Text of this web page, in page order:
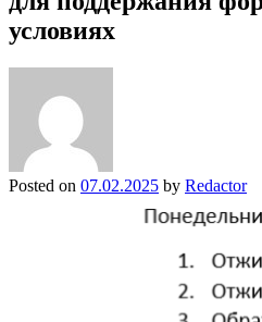
условиях
Posted on 07.02.2025 by Redactor